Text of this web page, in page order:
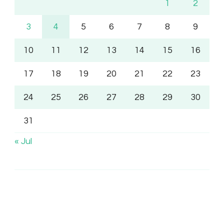
1 2
3 4 5 6 7 8 9
10 11 12 13 14 15 16
17 18 19 20 21 22 23
24 25 26 27 28 29 30
31
« Jul